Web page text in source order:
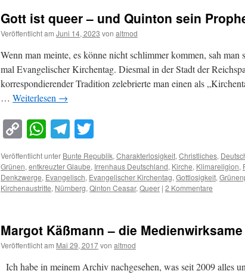
Gott ist queer – und Quinton sein
Veröffentlicht am Juni 14, 2023 von altmod
Wenn man meinte, es könne nicht schlimmer kommen, sah man
mal Evangelischer Kirchentag. Diesmal in der Stadt der
korrespondierender Tradition zelebrierte man einen als
… Weiterlesen →
Copy
Link
WhatsApp
Telegram
Veröffentlicht unter Bunte Republik,Charakterlosigkeit,Christliches,
Grünen,entkreuzter Glaube, Irrenhaus Deutschland, Kirche, Klimareligion,
Denkzwerge, Evangelisch, Evangelischer Kirchentag,Gottlosigkeit,
Kirchenaustritte, Nürnberg,Qinton Ceasar,Queer | 2 Kommentare
Margot Käßmann – die Medienwirksame
Veröffentlicht am Mai 29, 2017von altmod
Ich habe in meinem Archiv nachgesehen, was seit 2009 alles